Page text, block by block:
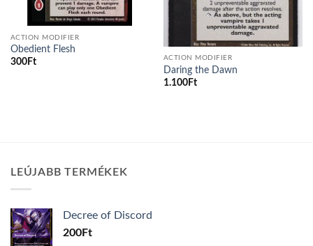
ACTION MODIFIER
Obedient Flesh
300Ft ACTION MODIFIER
Daring the Dawn
1.100Ft
LEÚJABB TERMÉKEK
Decree of Discord
200Ft